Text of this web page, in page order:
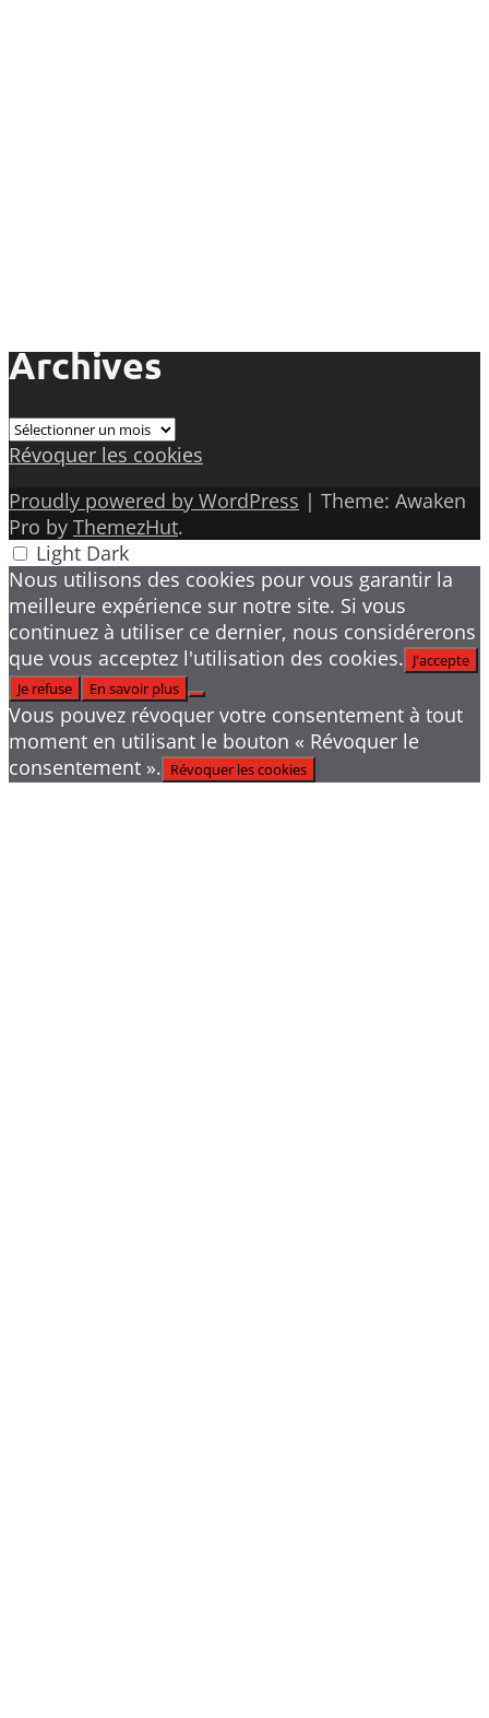
Archives
Archives
Révoquer les cookies
Proudly powered by WordPress | Theme: Awaken
Pro by ThemezHut.
Light Dark
Nous utilisons des cookies pour vous garantir la
meilleure expérience sur notre site. Si vous
continuez à utiliser ce dernier, nous considérerons
que vous acceptez l'utilisation des cookies. J'accepte
Je refuse
En savoir plus
Vous pouvez révoquer votre consentement à tout
moment en utilisant le bouton « Révoquer le
consentement ». Révoquer les cookies